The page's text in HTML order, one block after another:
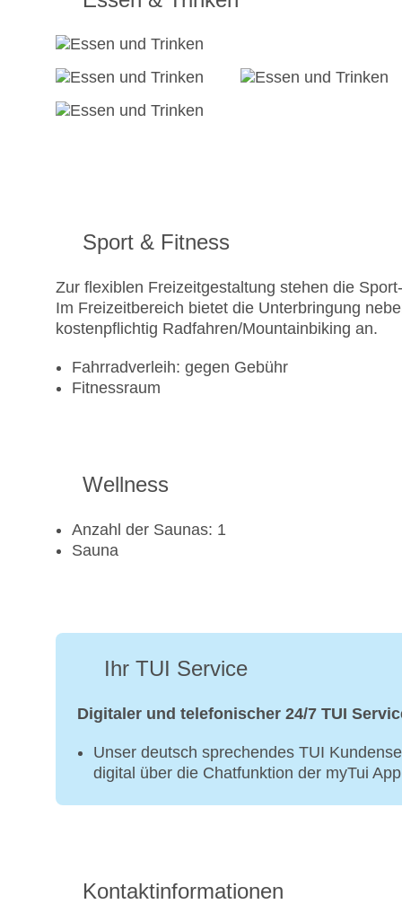
Sport & Fitness
Zur flexiblen Freizeitgestaltung stehen die
Im Freizeitbereich bietet die Unterbringung
kostenpflichtig Radfahren/Mountainbiking an.
Fahrradverleih: gegen Gebühr
Fitnessraum
Wellness
Anzahl der Saunas: 1
Sauna
Ihr TUI Service
Digitaler und telefonischer 24/7 TUI
Unser deutsch sprechendes TUI
digital über die Chatfunktion der myTui
Kontaktinformationen